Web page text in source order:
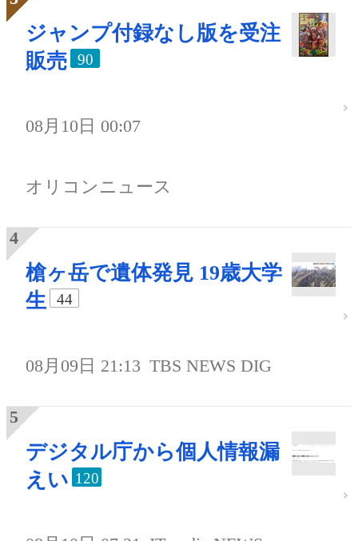
ジャンプ付録なし版を受注
販売
90
08月10日 00:07
オリコンニュース
槍ヶ岳で遺体発見 19歳大学
生
44
08月09日 21:13 TBS NEWS DIG
デジタル庁から個人情報漏
えい 120